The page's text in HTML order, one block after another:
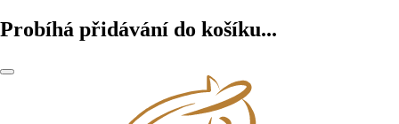
Probíhá přidávání do košíku...